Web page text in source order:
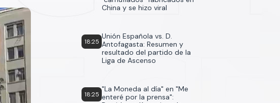
China y se hizo viral
18:25
Unión Española vs. D.
Antofagasta: Resumen y
resultado del partido de la
Liga de Ascenso
18:25
"La Moneda al día" en "Me
enteré por la prensa":